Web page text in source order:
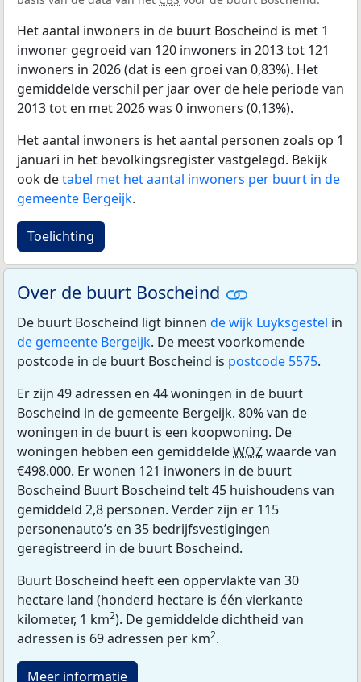
Het aantal inwoners in de buurt Boscheind is met 1
inwoner gegroeid van 120 inwoners in 2013 tot 121
inwoners in 2026 (dat is een groei van 0,83%). Het
gemiddelde verschil per jaar over de hele periode van
2013 tot en met 2026 was 0 inwoners (0,13%).
Het aantal inwoners is het aantal personen zoals op 1
januari in het bevolkingsregister vastgelegd. Bekijk
ook detabel met het aantal inwoners per buurt in de
gemeente Bergeijk.
Toelichting
Over de buurt Boscheind
De buurt Boscheind ligt binnen de wijk Luyksgestel in
de gemeente Bergeijk. De meest voorkomende
postcode in de buurt Boscheind is postcode 5575.
Er zijn 49 adressen en 44 woningen in de buurt
Boscheind in de gemeente Bergeijk. 80% van de
woningen in de buurt is een koopwoning. De
woningen hebben een gemiddeldeWOZwaarde van
€498.000. Er wonen 121 inwoners in de buurt
Boscheind Buurt Boscheind telt 45 huishoudens van
gemiddeld 2,8 personen. Verder zijn er 115
personenauto’s en 35 bedrijfsvestigingen
geregistreerd in de buurt Boscheind.
Buurt Boscheind heeft een oppervlakte van 30
hectare land (honderd hectare is één vierkante
kilometer, 1 km2). De gemiddelde dichtheid van
adressen is 69 adressen per km2.
Meer informatie